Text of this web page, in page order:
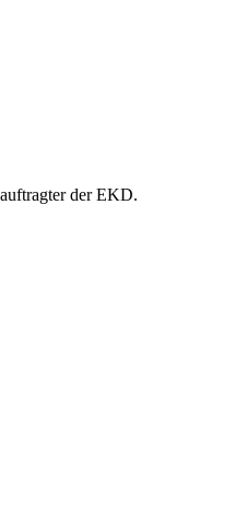
der EKD.